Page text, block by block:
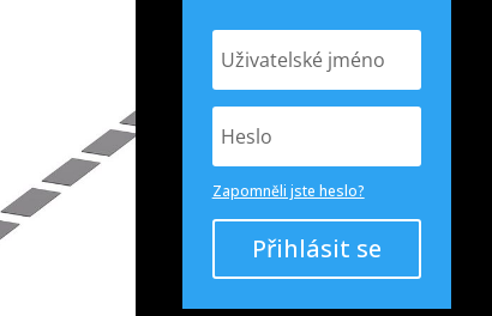
Zapomněli jste heslo?
Přihlásit se